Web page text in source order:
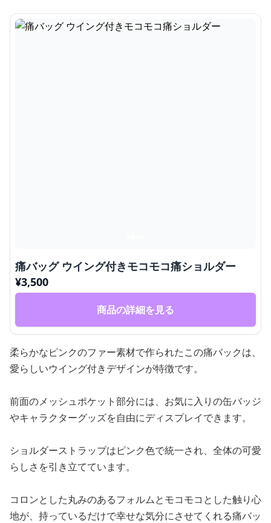
痛バッグ ウイング付きモコモコ痛ショルダー
¥3,500
商品の詳細を見る
柔らかなピンクのファー素材で作られたこの痛バックは、
愛らしいウイング付きデザインが特徴です。
前面のメッシュポケット部分には、お気に入りの缶バッジ
やキャラクターグッズを自由にディスプレイできます。
ショルダーストラップはピンク色で統一され、全体の可愛
らしさを引き立てています。
コロンとした丸みのあるフォルムとモコモコとした触り心
地が、持っているだけで幸せな気分にさせてくれる痛バッ